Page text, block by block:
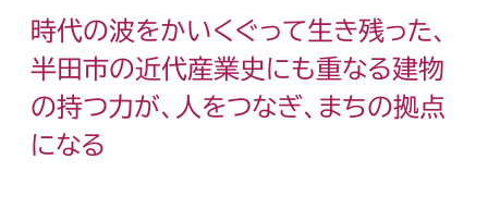
時代の波をかいくぐって生き残った、
半田市の近代産業史にも重なる建物
の持つ力が、人をつなぎ、まちの拠点
になる